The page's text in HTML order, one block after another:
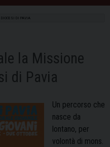
DI PAVIA
la Missione
di Pavia
Un percorso che
nasce da
lontano, per
volontà di mons.